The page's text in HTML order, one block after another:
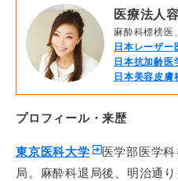
医療法人
麻酔科標榜医
日本レーザー
日本抗加齢医
日本美容皮膚
プロフィール・来歴
東京医科大学
医学部医学
局。麻酔科退局後、明治通